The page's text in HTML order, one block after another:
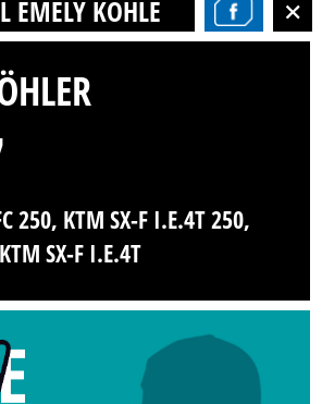
EMELY KÖHLER
250, KTM SX-F I.E.4T 250,
SX-F I.E.4T